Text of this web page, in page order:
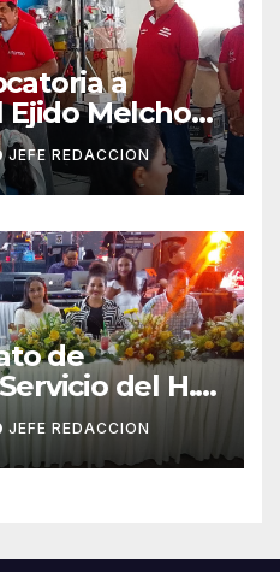
a
Ejido Melchor
Cárdenas
JEFE REDACCION
de
del H.
LZC Día del
JEFE REDACCION